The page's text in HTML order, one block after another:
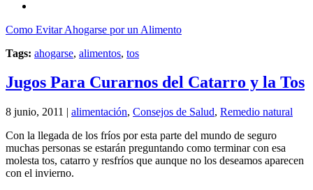
Como Evitar Ahogarse por un Alimento
Tags: ahogarse, alimentos, tos
Jugos Para Curarnos del Catarro y la Tos
8 junio, 2011 | alimentación, Consejos de Salud, Remedio natural
Con la llegada de los fríos por esta parte del mundo de seguro
muchas personas se estarán preguntando como terminar con esa
molesta tos, catarro y resfríos que aunque no los deseamos aparecen
con el invierno.